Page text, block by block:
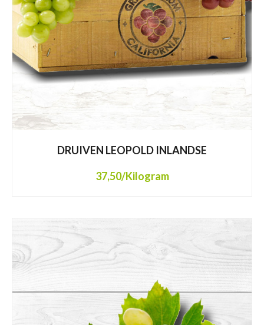
DRUIVEN LEOPOLD INLANDSE
37,50/Kilogram